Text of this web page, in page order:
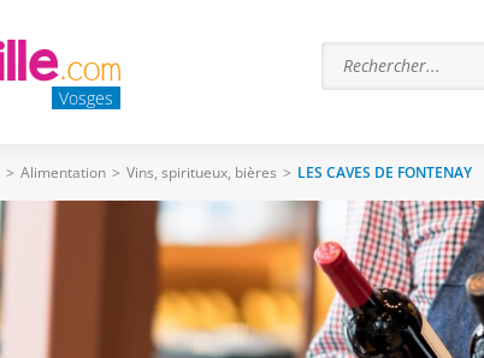
Vosges
> Alimentation > Vins, spiritueux, bières > LES CAVES DE FONTENAY